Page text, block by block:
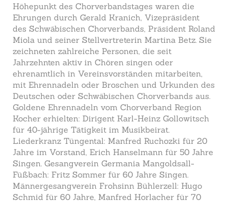
Höhepunkt des Chorverbandstages waren die
Ehrungen durch Gerald Kranich, Vizepräsident
des Schwäbischen Chorverbands, Präsident Roland
Miola und seiner Stellvertreterin Martina Betz. Sie
zeichneten zahlreiche Personen, die seit
Jahrzehnten aktiv in Chören singen oder
ehrenamtlich in Vereinsvorständen mitarbeiten,
mit Ehrennadeln oder Broschen und Urkunden des
Deutschen oder Schwäbischen Chorverbands aus.
Goldene Ehrennadeln vom Chorverband Region
Kocher erhielten: Dirigent Karl-Heinz Gollowitsch
für 40-jährige Tätigkeit im Musikbeirat.
Liederkranz Tüngental: Manfred Ruchozki für 20
Jahre im Vorstand, Erich Hanselmann für 50 Jahre
Singen. Gesangverein Germania Mangoldsall-
Füßbach: Fritz Sommer für 60 Jahre Singen.
Männergesangverein Frohsinn Bühlerzell: Hugo
Schmid für 60 Jahre, Manfred Horlacher für 70